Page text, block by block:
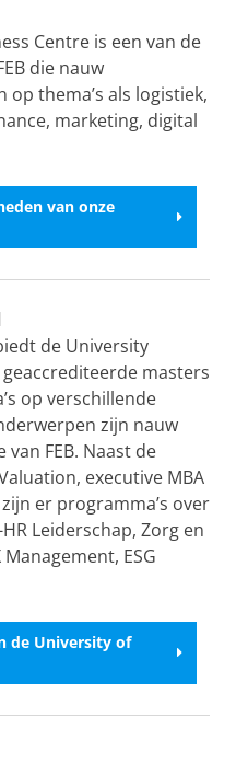
Centre is een van de
die nauw
thema’s als logistiek,
marketing, digital
van onze
de University
geaccrediteerde masters
op verschillende
zijn nauw
FEB. Naast de
executive MBA
er programma’s over
Leiderschap, Zorg en
ESG
de University of